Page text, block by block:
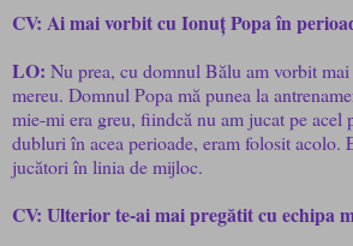
CV: Ai mai vorbit cu Ionuț Popa în
LO: Nu prea, cu domnul Bălu am vorbit
mereu. Domnul Popa mă punea la
mie-mi era greu, fiindcă nu am jucat pe acel
dubluri în acea perioade, eram folosit acolo.
jucători în linia de mijloc.
CV: Ulterior te-ai mai pregătit cu echipa